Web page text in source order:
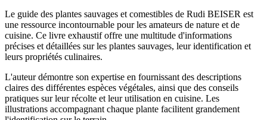
Le guide des plantes sauvages et comestibles de Rudi BEISER est
une ressource incontournable pour les amateurs de nature et de
cuisine. Ce livre exhaustif offre une multitude d'informations
précises et détaillées sur les plantes sauvages, leur identification et
leurs propriétés culinaires.
L'auteur démontre son expertise en fournissant des descriptions
claires des différentes espèces végétales, ainsi que des conseils
pratiques sur leur récolte et leur utilisation en cuisine. Les
illustrations accompagnant chaque plante facilitent grandement